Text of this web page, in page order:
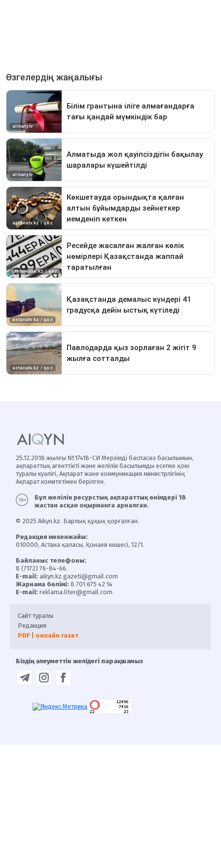
25.12.2018 жылғы №17418-СИ Мерзімді баспасөз басылымын,
ақпараттық агенттікті және желілік басылымды есепке қою
туралы куәлігі, Ақпарат және коммуникация министрлігінің
Ақпарат комитетімен берілген.
Бұл желілік ресурстың ақпараттық өнімдері 18
жастан асқан оқырманға арналған.
© 2025 Aikyn.kz. Барлық құқық қорғалған.
Редакция мекенжайы:
010000, Астана қаласы, Қонаев көшесі, 12/1.
Байланыс телефоны:
8 (7172) 76-84-66.
E-mail: aikyn.kz.gazeti@gmail.com
Жарнама бөлімі: 8 701 675 42 14
E-mail: reklama.liter@gmail.com
Сайт туралы
Редакция
PDF | онлайн газет
Біздің әлеуметтік желідегі парақшамыз